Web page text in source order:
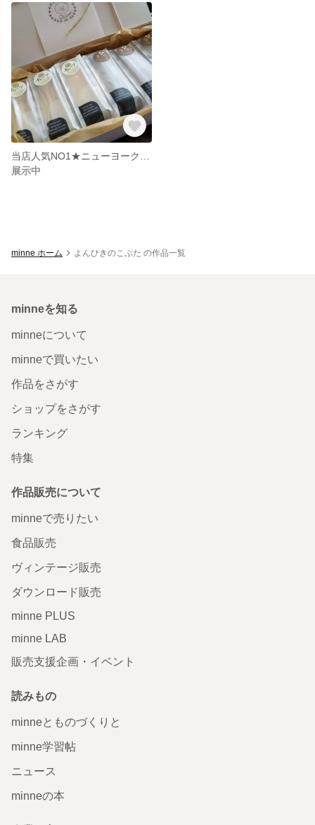
展示中
minne ホーム よんひきのこぶた の作品一覧
minneを知る
minneについて
minneで買いたい
作品をさがす
ショップをさがす
ランキング
特集
作品販売について
minneで売りたい
食品販売
ヴィンテージ販売
ダウンロード販売
minne PLUS
minne LAB
販売支援企画・イベント
読みもの
minneとものづくりと
minne学習帖
ニュース
minneの本